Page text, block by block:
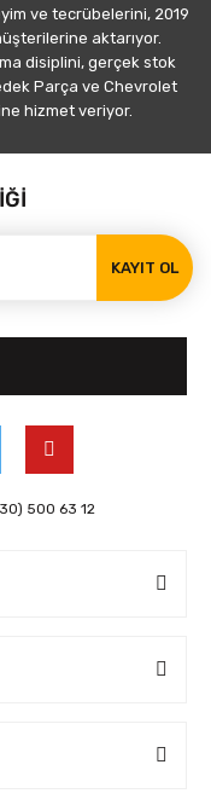
ve tecrübelerini, 2019
aktarıyor.
disiplini, gerçek stok
Parça ve Chevrolet
hizmet veriyor.
KAYIT OL
500 63 12